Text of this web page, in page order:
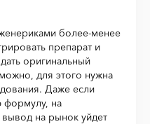
более-менее
препарат и
оригинальный
для этого нужна
Даже если
формулу, на
на рынок уйдет